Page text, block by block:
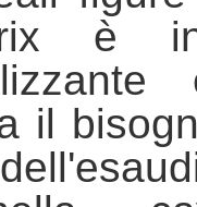
è
il